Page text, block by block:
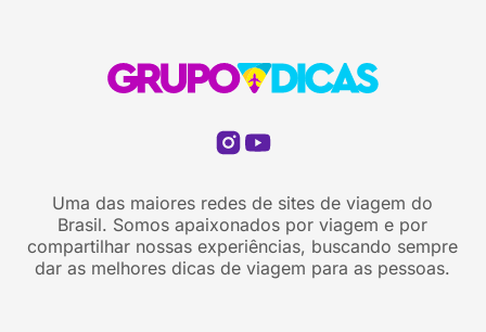
Uma das maiores redes de sites de viagem do
Brasil. Somos apaixonados por viagem e por
compartilhar nossas experiências, buscando sempre
dar as melhores dicas de viagem para as pessoas.